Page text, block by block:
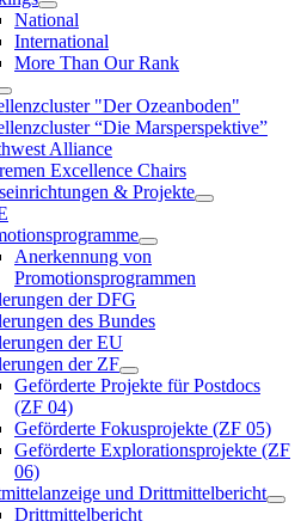
National
International
More Than Our Rank
"Der Ozeanboden"
“Die Marsperspektive”
Alliance
Excellence Chairs
& Projekte
Anerkennung von
Promotionsprogrammen
der DFG
des Bundes
der EU
der ZF
Geförderte Projekte für Postdocs
(ZF 04)
Geförderte Fokusprojekte (ZF 05)
Geförderte Explorationsprojekte (ZF
06)
und Drittmittelbericht
Drittmittelbericht